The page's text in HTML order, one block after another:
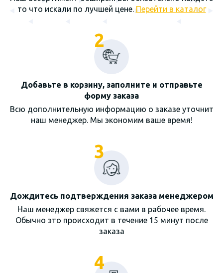
то что искали по лучшей цене. Перейти в каталог
2
Добавьте в корзину, заполните и отправьте
форму заказа
Всю дополнительную информацию о заказе уточнит
наш менеджер. Мы экономим ваше время!
3
Дождитесь подтверждения заказа менеджером
Наш менеджер свяжется с вами в рабочее время.
Обычно это происходит в течение 15 минут после
заказа
4